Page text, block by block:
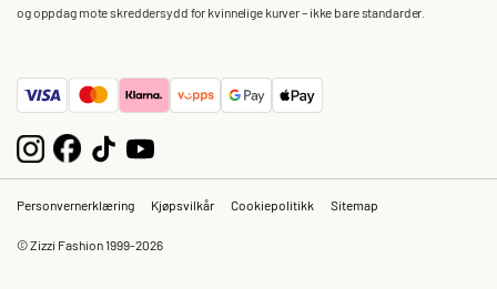
og oppdag mote skreddersydd for kvinnelige kurver – ikke bare standarder.
Personvernerklæring Kjøpsvilkår Cookiepolitikk Sitemap
© Zizzi Fashion 1999-2026